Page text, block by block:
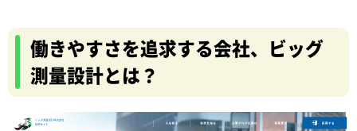
働きやすさを追求する会社、ビッグ
測量設計とは？